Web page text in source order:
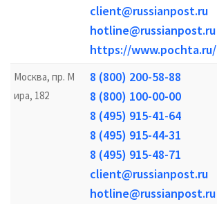
client@russianpost.ru
hotline@russianpost.ru
https://www.pochta.ru/
Москва, пр. М
ира, 182
8 (800) 200-58-88
8 (800) 100-00-00
8 (495) 915-41-64
8 (495) 915-44-31
8 (495) 915-48-71
client@russianpost.ru
hotline@russianpost.ru